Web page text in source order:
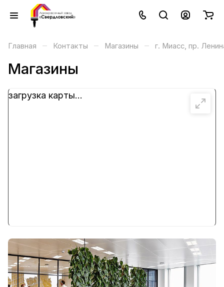
Главная – Контакты – Магазины – г. Миасс, пр.
Магазины
загрузка карты...